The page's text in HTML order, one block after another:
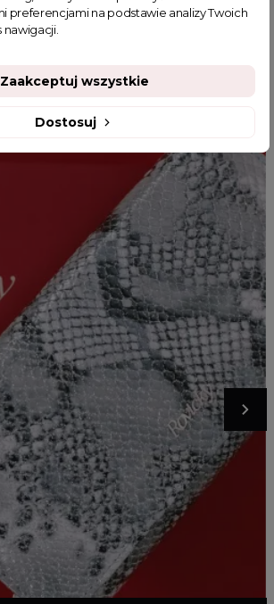
CI SIĘ SPODOBAĆ
preferencjami na podstawie analizy Twoich
Dostosuj
Zaakceptuj wszystkie